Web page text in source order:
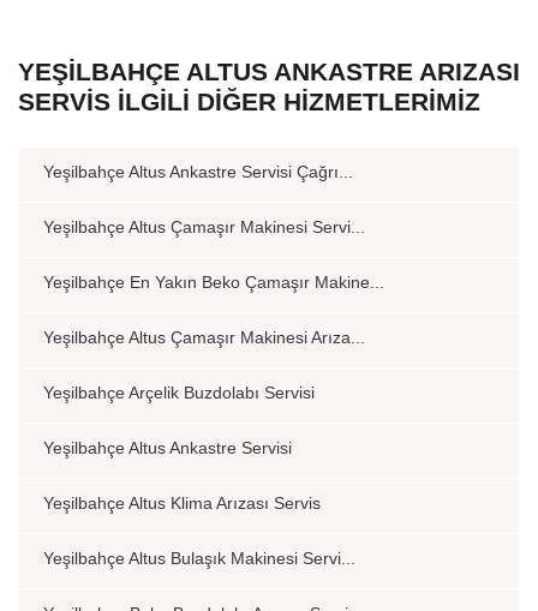
YEŞILBAHÇE ALTUS ANKASTRE ARIZASI
SERVIS İLGILI DIĞER HIZMETLERIMIZ
Yeşilbahçe Altus Ankastre Servisi Çağrı...
Yeşilbahçe Altus Çamaşır Makinesi Servi...
Yeşilbahçe En Yakın Beko Çamaşır Makine...
Yeşilbahçe Altus Çamaşır Makinesi Arıza...
Yeşilbahçe Arçelik Buzdolabı Servisi
Yeşilbahçe Altus Ankastre Servisi
Yeşilbahçe Altus Klima Arızası Servis
Yeşilbahçe Altus Bulaşık Makinesi Servi...